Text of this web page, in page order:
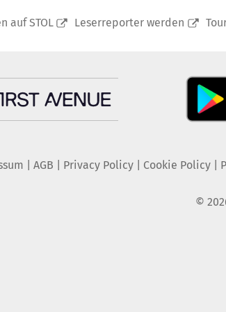
auf STOL Leserreporter werden
AGB Privacy Policy| Cookie Policy|
©